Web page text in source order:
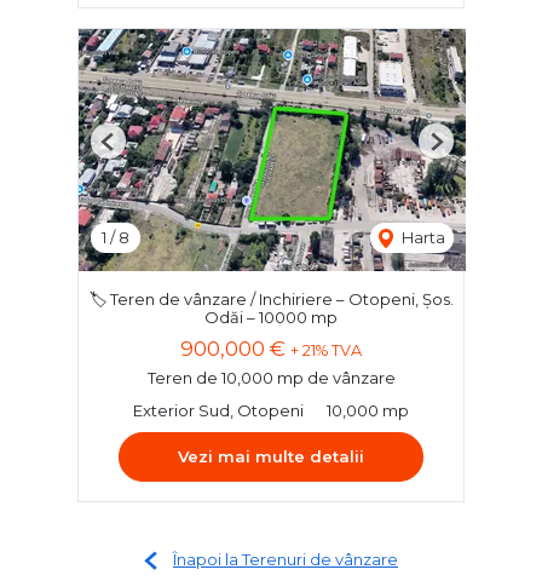
1 /8 Harta
Previous Next
🏷️ Teren de vânzare / Inchiriere – Otopeni, Șos.
Odăi – 10000 mp
900,000 € + 21% TVA
Teren de 10,000 mp de vânzare
Exterior Sud, Otopeni
10,000 mp
Vezi mai multe detalii
Înapoi la Terenuri de vânzare